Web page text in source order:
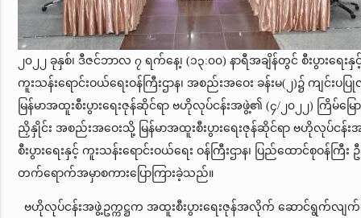
၂၀၂၂ ခုနှစ်၊ ဒီဇင်ဘာလ ၇ ရက်နေ့၊ (၁၃:၀၀) နာရီအချိန်တွင် စီးပွားရေးနှ
ကူးသန်းရောင်းဝယ်ရေးဝန်ကြီးဌာန၊ အစည်းအဝေး ခန်းမ(၂)၌ ကျင်းပပ
မြန်မာအထူးစီးပွားရေးဇုန်ဆိုင်ရာ ဗဟိုလုပ်ငန်းအဖွဲ့၏ (၄/၂၀၂၂) ကြိမ်မြ
ညှိနှိုင်း အစည်းအဝေးသို့ မြန်မာအထူးစီးပွားရေးဇုန်ဆိုင်ရာ ဗဟိုလုပ်ငန်းအ
စီးပွားရေးနှင့် ကူးသန်းရောင်းဝယ်ရေး ဝန်ကြီးဌာန၊ ပြည်ထောင်စုဝန်ကြီး
တက်ရောက်အမှာစကားပြောကြားခဲ့သည်။
ဗဟိုလုပ်ငန်းအဖွဲ့ဥက္ကဋ္ဌက အထူးစီးပွားရေးဇုန်အလိုက် ဆောင်ရွက်လ